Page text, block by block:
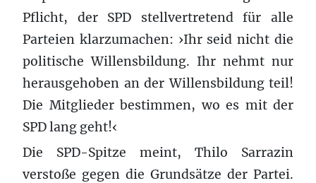
Pflicht, der SPD stellvertretend für alle
Parteien klarzumachen: ›Ihr seid nicht die
politische Willensbildung. Ihr nehmt nur
herausgehoben an der Willensbildung teil!
Die Mitglieder bestimmen, wo es mit der
SPD lang geht!‹
Die SPD-Spitze meint, Thilo Sarrazin
verstoße gegen die Grundsätze der Partei.